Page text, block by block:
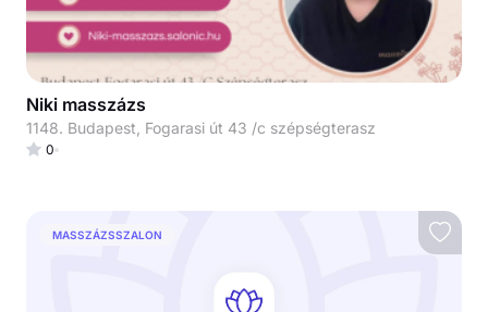
Niki masszázs
1148. Budapest, Fogarasi út 43 /c szépségterasz
0
MASSZÁZSSZALON